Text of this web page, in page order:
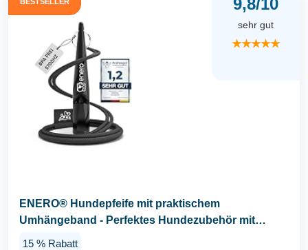
9,8/10
sehr gut
★★★★★
ENERO® Hundepfeife mit praktischem
Umhängeband - Perfektes Hundezubehör mit
15 % Rabatt